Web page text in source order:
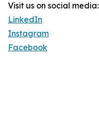
Visit us on social media:
LinkedIn
Instagram
Facebook